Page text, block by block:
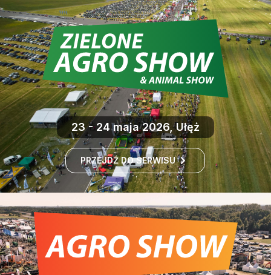
23 - 24 maja 2026, Ułęż
PRZEJDŹ DO SERWISU